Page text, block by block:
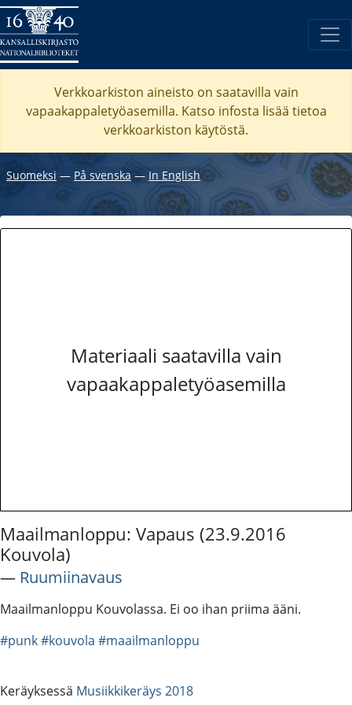
Verkkoarkiston aineisto on saatavilla vain
vapaakappaletyöasemilla. Katso infosta lisää tietoa
verkkoarkiston käytöstä.
Suomeksi ― På svenska ― In English
Materiaali saatavilla vain
vapaakappaletyöasemilla
Maailmanloppu: Vapaus (23.9.2016
Kouvola)
― Ruumiinavaus
Maailmanloppu Kouvolassa. Ei oo ihan priima ääni.
#punk#kouvola #maailmanloppu
Keräyksessä Musiikkikeräys 2018